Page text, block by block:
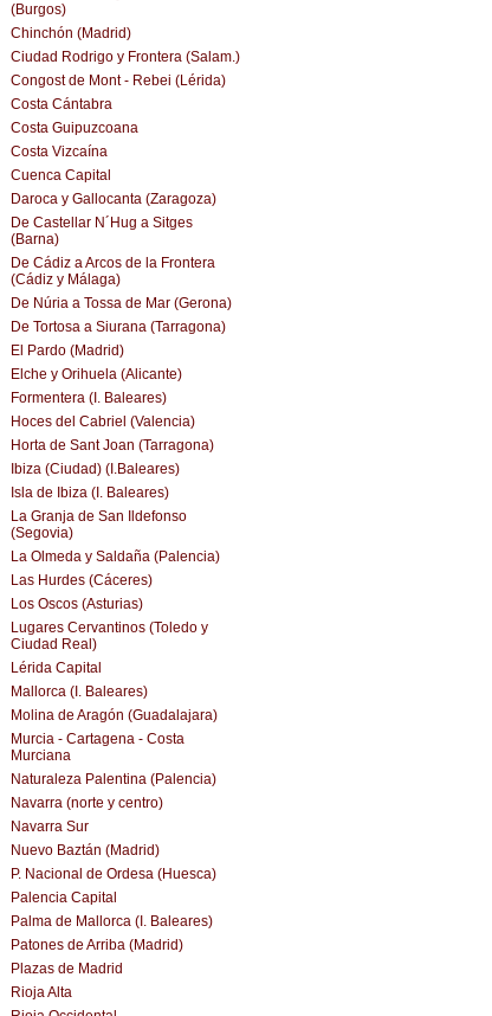
(Burgos)
Chinchón (Madrid)
Ciudad Rodrigo y Frontera (Salam.)
Congost de Mont - Rebei (Lérida)
Costa Cántabra
Costa Guipuzcoana
Costa Vizcaína
Cuenca Capital
Daroca y Gallocanta (Zaragoza)
De Castellar N´Hug a Sitges
(Barna)
De Cádiz a Arcos de la Frontera
(Cádiz y Málaga)
De Núria a Tossa de Mar (Gerona)
De Tortosa a Siurana (Tarragona)
El Pardo (Madrid)
Elche y Orihuela (Alicante)
Formentera (I. Baleares)
Hoces del Cabriel (Valencia)
Horta de Sant Joan (Tarragona)
Ibiza (Ciudad) (I.Baleares)
Isla de Ibiza (I. Baleares)
La Granja de San Ildefonso
(Segovia)
La Olmeda y Saldaña (Palencia)
Las Hurdes (Cáceres)
Los Oscos (Asturias)
Lugares Cervantinos (Toledo y
Ciudad Real)
Lérida Capital
Mallorca (I. Baleares)
Molina de Aragón (Guadalajara)
Murcia - Cartagena - Costa
Murciana
Naturaleza Palentina (Palencia)
Navarra (norte y centro)
Navarra Sur
Nuevo Baztán (Madrid)
P. Nacional de Ordesa (Huesca)
Palencia Capital
Palma de Mallorca (I. Baleares)
Patones de Arriba (Madrid)
Plazas de Madrid
Rioja Alta